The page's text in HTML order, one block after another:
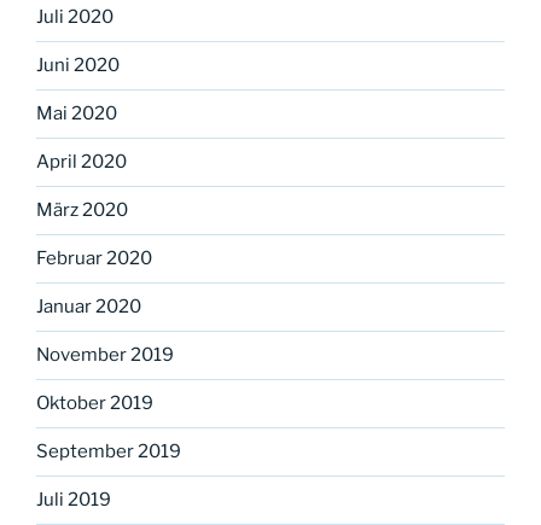
Juli 2020
Juni 2020
Mai 2020
April 2020
März 2020
Februar 2020
Januar 2020
November 2019
Oktober 2019
September 2019
Juli 2019